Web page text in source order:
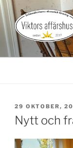
Hoppa
till
innehåll
Gårdsbutik med
PUBLICERAT
29 OKTOBER,
Nytt och